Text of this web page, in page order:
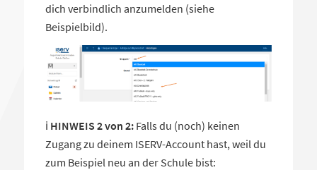
dich verbindlich anzumelden (siehe
Beispielbild).
ℹ️ HINWEIS 2 von 2:Falls du (noch) keinen
Zugang zu deinem ISERV-Account hast, weil du
zum Beispiel neu an der Schule bist: